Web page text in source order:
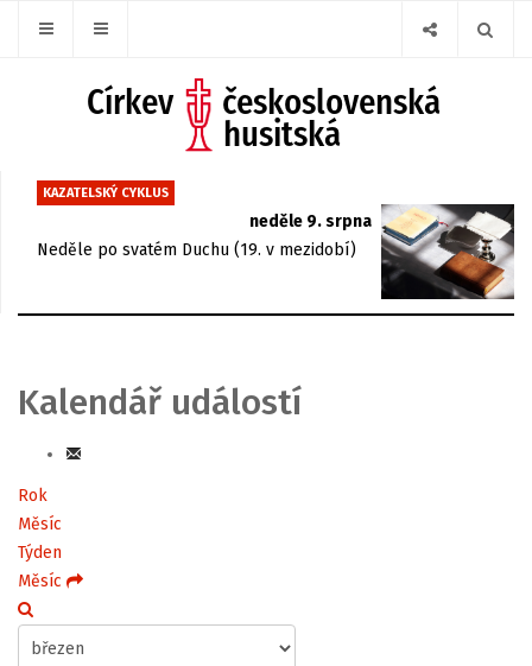
KAZATELSKÝ CYKLUS
neděle 9. srpna
Neděle po svatém Duchu (19. v mezidobí)
Kalendář událostí
Rok
Měsíc
Týden
Měsíc